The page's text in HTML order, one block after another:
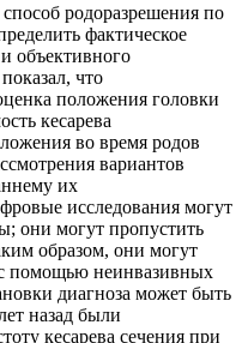
родоразрешения по
фактическое
объективного
что
положения головки
кесарева
во время родов
вариантов
их
исследования могут
они могут пропустить
образом, они могут
помощью неинвазивных
диагноза может быть
назад были
кесарева сечения при